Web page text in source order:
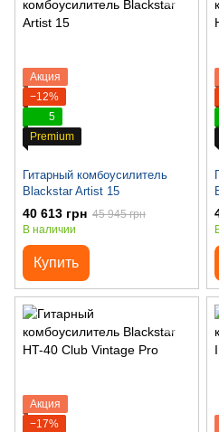
Акция
−12%
5
Premium
Гитарный комбоусилитель
Blackstar Artist 15
40 613 грн 45 945 грн
В наличии
Купить
Акция
−17%